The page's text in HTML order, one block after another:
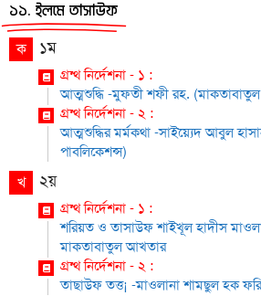
১১. ইলমে তাসাউফ
ক ১ম
গ্রন্থ নির্দেশনা - ১ :
আত্মশুদ্ধি -মুফতী শফী রহ.
গ্রন্থ নির্দেশনা - ২ :
আত্মশুদ্ধির মর্মকথা -সাইয়্যেদ আবুল
পাবলিকেশন্স)
খ ২য়
গ্রন্থ নির্দেশনা - ১ :
শরিয়ত ও তাসাউফ শাইখূল হাদীস
মাকতাবাতুল আখতার
গ্রন্থ নির্দেশনা - ২ :
তাছাউফ তত্ত¡ -মাওলানা শামছুল হক